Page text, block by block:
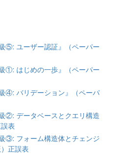
⑤: ユーザー認証』（ペーパー
①: はじめの一歩』（ペーパー
④: バリデーション』（ペーパ
②: データベースとクエリ構造
表
③: フォーム構造体とチェンジ
正誤表